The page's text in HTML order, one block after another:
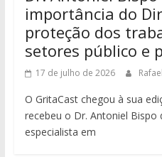
importância do
proteção dos
setores público e
17 de julho de 2026
O GritaCast chegou à sua
recebeu o Dr. Antoniel Bispo
especialista em